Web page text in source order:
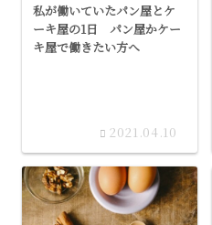
私が働いていたパン屋とケ
ーキ屋の1日 パン屋かケー
キ屋で働きたい方へ
2021.04.10